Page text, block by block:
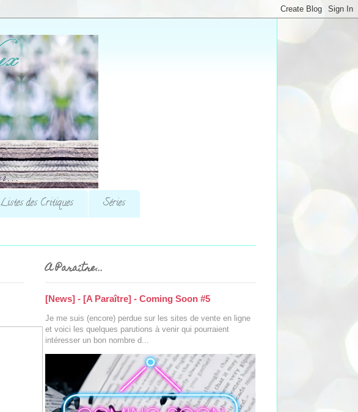
Listes des Critiques
Séries
A Paraître...
[News] - [A Paraître] - Coming Soon #5
Je me suis (encore) perdue sur les sites de vente en ligne
et voici les quelques parutions à venir qui pourraient
intéresser un bon nombre d...